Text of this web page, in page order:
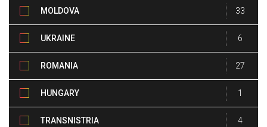
MOLDOVA 33
UKRAINE 6
ROMANIA 27
HUNGARY 1
TRANSNISTRIA 4